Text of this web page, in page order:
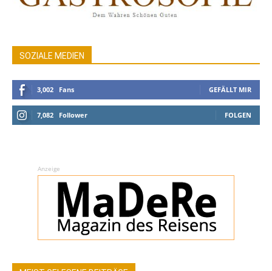
SOZIALE MEDIEN
3,002 Fans GEFÄLLT MIR
7,082 Follower FOLGEN
Anzeige